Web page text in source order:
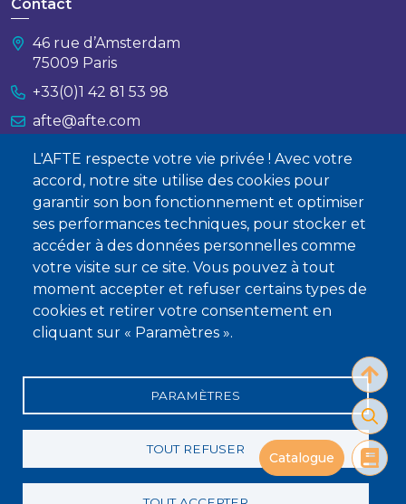
L'AFTE respecte votre vie privée ! Avec votre
accord, notre site utilise des cookies pour
garantir son bon fonctionnement et optimiser
ses performances techniques, pour stocker et
accéder à des données personnelles comme
votre visite sur ce site. Vous pouvez à tout
moment accepter et refuser certains types de
cookies et retirer votre consentement en
cliquant sur « Paramètres ».
PARAMÈTRES
TOUT REFUSER
Catalogue
Contact
46 rue d’Amsterdam
75009 Paris
+33(0)1 42 81 53 98
afte@afte.com
Nous contacter
À propos
Qui sommes-nous ?
Devenir membre
Mentions légales
Conditions générales de vente
Charte éthique